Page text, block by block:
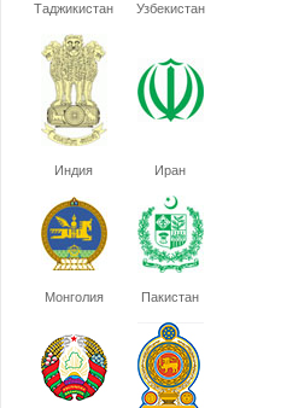
Таджикистан Узбекистан
Индия Иран
Монголия Пакистан